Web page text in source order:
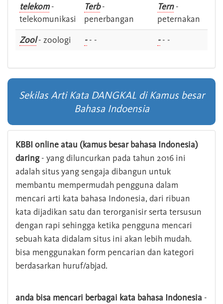
telekom-
telekomunikasi
Terb-
penerbangan
Tern-
peternakan
Zool- zoologi -- - -- -
Sekilas Arti Kata DANGKAL di Kamus besar
Bahasa Indoensia
KBBI online atau (kamus besar bahasa Indonesia)
daring- yang diluncurkan pada tahun 2016 ini
adalah situs yang sengaja dibangun untuk
membantu mempermudah pengguna dalam
mencari arti kata bahasa Indonesia, dari ribuan
kata dijadikan satu dan terorganisir serta tersusun
dengan rapi sehingga ketika pengguna mencari
sebuah kata didalam situs ini akan lebih mudah.
bisa menggunakan form pencarian dan kategori
berdasarkan huruf/abjad.
anda bisa mencari berbagai kata bahasa Indonesia -